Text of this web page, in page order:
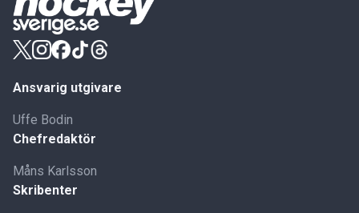
Ansvarig utgivare
Uffe Bodin
Chefredaktör
Måns Karlsson
Skribenter